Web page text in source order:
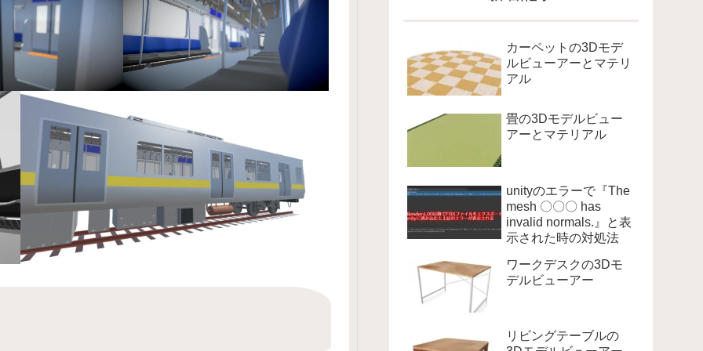
カーペットの3Dモデ
ルビューアーとマテリ
アル
畳の3Dモデルビュー
アーとマテリアル
unityのエラーで『The
mesh 〇〇〇 has
invalid normals.』と表
示された時の対処法
ワークデスクの3Dモ
デルビューアー
リビングテーブルの